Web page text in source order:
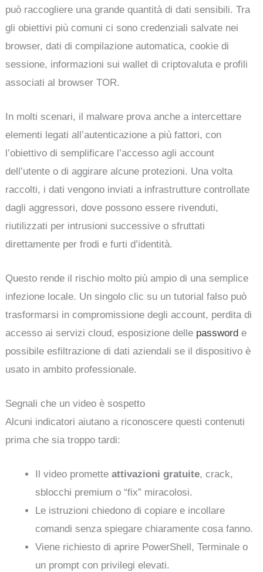
può raccogliere una grande quantità di dati sensibili. Tra
gli obiettivi più comuni ci sono credenziali salvate nei
browser, dati di compilazione automatica, cookie di
sessione, informazioni sui wallet di criptovaluta e profili
associati al browser TOR.
In molti scenari, il malware prova anche a intercettare
elementi legati all’autenticazione a più fattori, con
l’obiettivo di semplificare l’accesso agli account
dell’utente o di aggirare alcune protezioni. Una volta
raccolti, i dati vengono inviati a infrastrutture controllate
dagli aggressori, dove possono essere rivenduti,
riutilizzati per intrusioni successive o sfruttati
direttamente per frodi e furti d’identità.
Questo rende il rischio molto più ampio di una semplice
infezione locale. Un singolo clic su un tutorial falso può
trasformarsi in compromissione degli account, perdita di
accesso ai servizi cloud, esposizione delle password e
possibile esfiltrazione di dati aziendali se il dispositivo è
usato in ambito professionale.
Segnali che un video è sospetto
Alcuni indicatori aiutano a riconoscere questi contenuti
prima che sia troppo tardi:
Il video prometteattivazioni gratuite, crack,
sblocchi premium o “fix” miracolosi.
Le istruzioni chiedono di copiare e incollare
comandi senza spiegare chiaramente cosa fanno.
Viene richiesto di aprire PowerShell, Terminale o
un prompt con privilegi elevati.